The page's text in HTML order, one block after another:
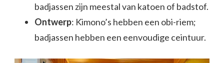
badjassen zijn meestal van katoen of badstof.
Ontwerp: Kimono’s hebben een obi-riem;
badjassen hebben een eenvoudige ceintuur.